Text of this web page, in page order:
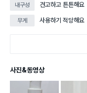
내구성 견고하고 튼튼해요
무게 사용하기 적당해요
사진&동영상